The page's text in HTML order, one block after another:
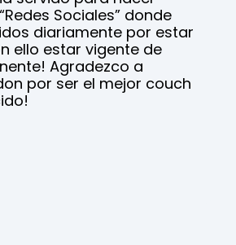
Sociales” donde
diariamente por estar
ello estar vigente de
Agradezco a
por ser el mejor couch